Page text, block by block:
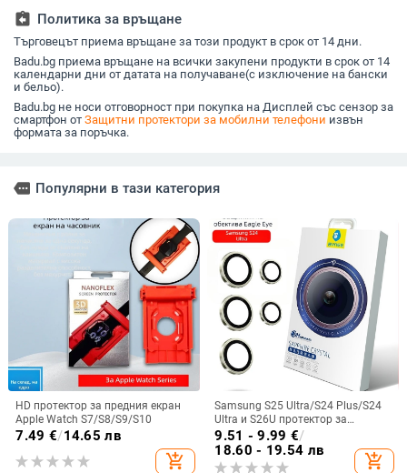
assignment_return Политика за връщане
Търговецът приема връщане за този продукт в срок от 14 дни.
Badu.bg приема връщане на всички закупени продукти в срок от 14
календарни дни от датата на получаване(с изключение на бански
и бельо).
Badu.bg не носи отговорност при покупка на Дисплей със сензор за
смартфон от Защитни протектори за мобилни телефони извън
формата за поръчка.
more Популярни в тази категория
HD протектор за предния екран
Apple Watch S7/S8/S9/S10
7.49 €/14.65 лв
add_shopping_cart
Samsung S25 Ultra/S24 Plus/S24
Ultra и S26U протектор за
обектива на камерата –
закалено стъкло
9.51 - 9.99 €/
18.60 - 19.54 лв
add_shopping_cart